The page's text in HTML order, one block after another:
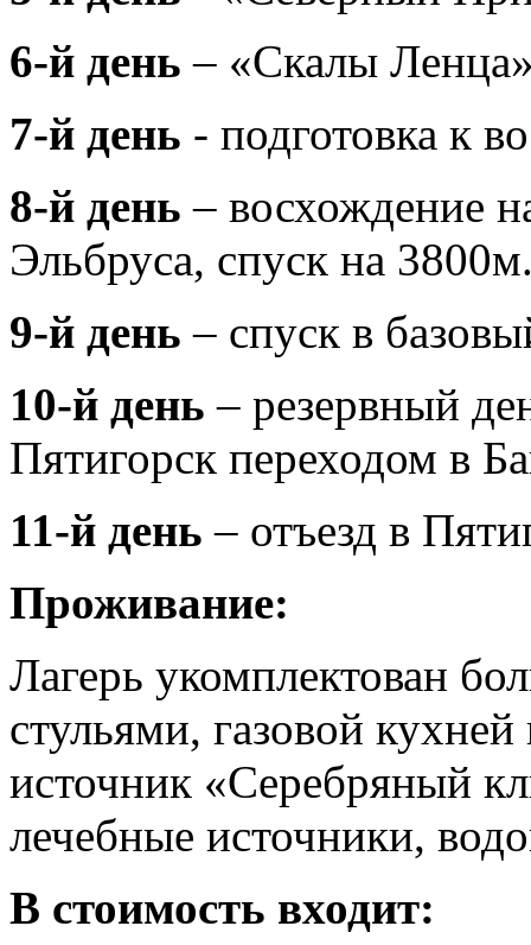
6-й день – «Скалы
7-й день - подготовка к
8-й день – восхождение
Эльбруса, спуск на
9-й день – спуск в
10-й день – резервный
Пятигорск переходом в
11-й день – отъезд в
Проживание:
Лагерь укомплектован
стульями, газовой
источник «Серебряный
лечебные источники,
В стоимость входит: